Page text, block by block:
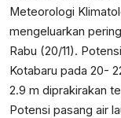
Meteorologi
mengeluarkan
Rabu (20/11).
Kotabaru pada 20-
2.9 m diprakirakan
Potensi pasang air